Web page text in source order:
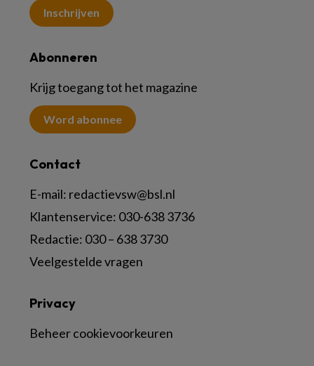
Inschrijven
Abonneren
Krijg toegang tot het magazine
Word abonnee
Contact
E-mail: redactievsw@bsl.nl
Klantenservice: 030-638 3736
Redactie: 030 – 638 3730
Veelgestelde vragen
Privacy
Beheer cookievoorkeuren